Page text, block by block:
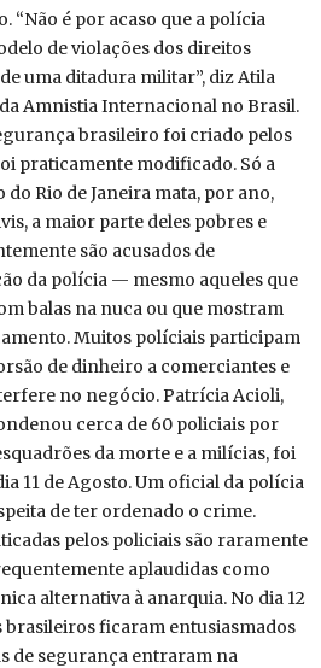
“Não é por acaso que a polícia
de violações dos direitos
uma ditadura militar”, diz Atila
Amnistia Internacional no Brasil.
brasileiro foi criado pelos
praticamente modificado. Só a
do Rio de Janeira mata, por ano,
a maior parte deles pobres e
são acusados de
da polícia — mesmo aqueles que
balas na nuca ou que mostram
Muitos políciais participam
de dinheiro a comerciantes e
no negócio. Patrícia Acioli,
cerca de 60 policiais por
da morte e a milícias, foi
11 de Agosto. Um oficial da polícia
de ter ordenado o crime.
pelos policiais são raramente
aplaudidas como
alternativa à anarquia. No dia 12
brasileiros ficaram entusiasmados
de segurança entraram na